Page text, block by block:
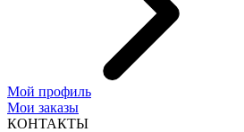
Мой профиль
Мои заказы
КОНТАКТЫ